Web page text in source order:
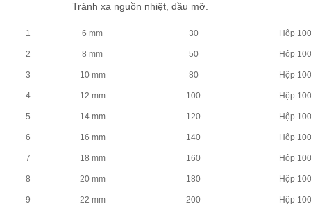
Tránh xa nguồn nhiệt, dầu mỡ.
1 6 mm 30 Hộp
2 8 mm 50 Hộp
3 10 mm 80 Hộp
4 12 mm 100 Hộp
5 14 mm 120 Hộp
6 16 mm 140 Hộp
7 18 mm 160 Hộp
8 20 mm 180 Hộp
9 22 mm 200 Hộp